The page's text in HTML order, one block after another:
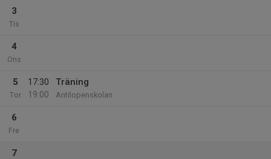
3
Tis
4
Ons
5
Tor
17:30
19:00
Träning
Antilopenskolan
6
Fre
7